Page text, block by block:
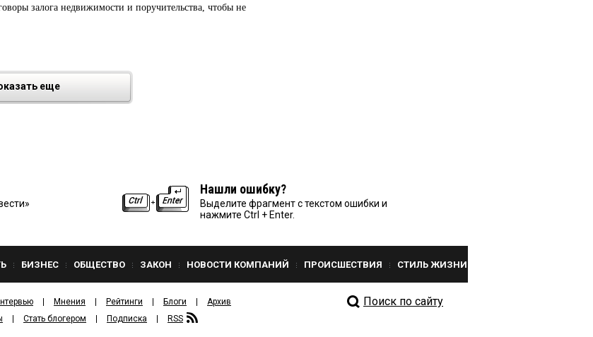
залога недвижимости и поручительства, чтобы не
еще
Нашли ошибку?
Выделите фрагмент с текстом ошибки и
нажмите Ctrl + Enter.
БИЗНЕС ОБЩЕСТВО ЗАКОН НОВОСТИ КОМПАНИЙ ПРОИСШЕСТВИЯ СТИЛЬ ЖИЗНИ
Мнения Рейтинги Блоги
Архив
Стать блогером Подписка RSS
Поиск по сайту